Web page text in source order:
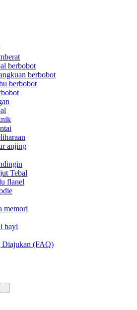
berbobot
berbobot
berbobot
anjing
Tebal
flanel
memori
bayi
Diajukan (FAQ)